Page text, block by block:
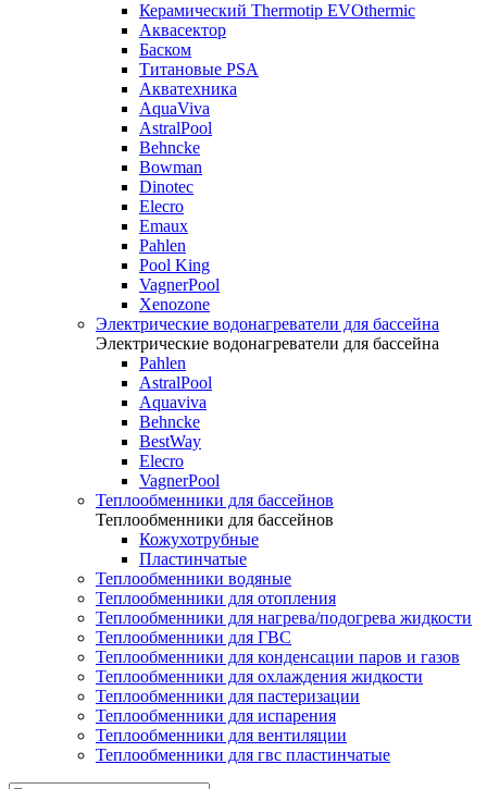
Керамический Thermotip EVOthermic
Аквасектор
Баском
Титановые PSA
Акватехника
AquaViva
AstralPool
Behncke
Bowman
Dinotec
Elecro
Emaux
Pahlen
Pool King
VagnerPool
Xenozone
Электрические водонагреватели для бассейна
Электрические водонагреватели для бассейна
Pahlen
AstralPool
Aquaviva
Behncke
BestWay
Elecro
VagnerPool
Теплообменники для бассейнов
Теплообменники для бассейнов
Кожухотрубные
Пластинчатые
Теплообменники водяные
Теплообменники для отопления
Теплообменники для нагрева/подогрева жидкости
Теплообменники для ГВС
Теплообменники для конденсации паров и газов
Теплообменники для охлаждения жидкости
Теплообменники для пастеризации
Теплообменники для испарения
Теплообменники для вентиляции
Теплообменники для гвс пластинчатые